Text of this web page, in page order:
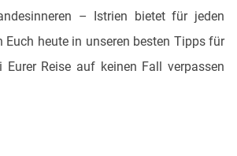
– Istrien bietet für jeden
Euch heute in unseren besten Tipps für
Eurer Reise auf keinen Fall verpassen